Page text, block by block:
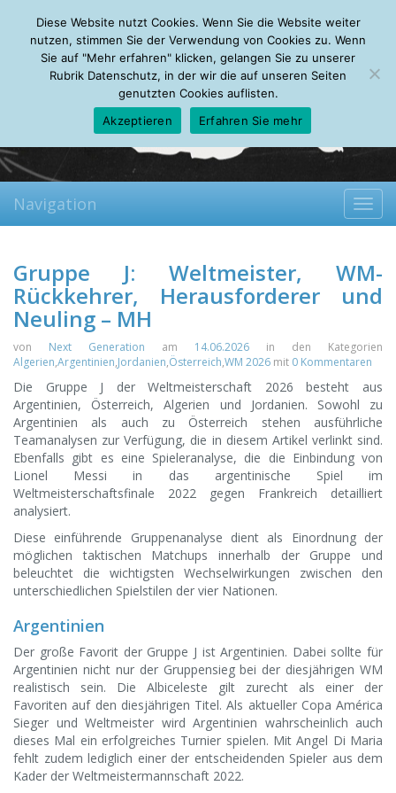
Saturday, 08.08.2026
Mein Account
About Autoren Leseempfehlungen FAQ
Navigation
Gruppe J: Weltmeister, WM-
Rückkehrer, Herausforderer und
Neuling – MH
von Next Generation am 14.06.2026 in den Kategorien
Algerien,Argentinien,Jordanien,Österreich,WM 2026 mit 0 Kommentaren
Die Gruppe J der Weltmeisterschaft 2026 besteht aus
Argentinien, Österreich, Algerien und Jordanien. Sowohl zu
Argentinien als auch zu Österreich stehen ausführliche
Teamanalysen zur Verfügung, die in diesem Artikel verlinkt sind.
Ebenfalls gibt es eine Spieleranalyse, die die Einbindung von
Lionel Messi in das argentinische Spiel im
Weltmeisterschaftsfinale 2022 gegen Frankreich detailliert
analysiert.
Diese einführende Gruppenanalyse dient als Einordnung der
möglichen taktischen Matchups innerhalb der Gruppe und
beleuchtet die wichtigsten Wechselwirkungen zwischen den
unterschiedlichen Spielstilen der vier Nationen.
Argentinien
Der große Favorit der Gruppe J ist Argentinien. Dabei sollte für
Argentinien nicht nur der Gruppensieg bei der diesjährigen WM
realistisch sein. Die Albiceleste gilt zurecht als einer der
Favoriten auf den diesjährigen Titel. Als aktueller Copa América
Sieger und Weltmeister wird Argentinien wahrscheinlich auch
dieses Mal ein erfolgreiches Turnier spielen. Mit Angel Di Maria
fehlt zudem lediglich einer der entscheidenden Spieler aus dem
Kader der Weltmeistermannschaft 2022.
Diese Website nutzt Cookies. Wenn Sie die Website weiter
nutzen, stimmen Sie der Verwendung von Cookies zu. Wenn
Sie auf "Mehr erfahren" klicken, gelangen Sie zu unserer
Rubrik Datenschutz, in der wir die auf unseren Seiten
genutzten Cookies auflisten.
Akzeptieren
Erfahren Sie mehr